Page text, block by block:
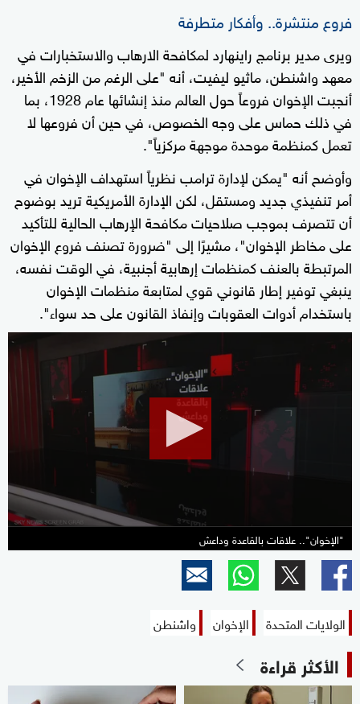
فروع منتشرة.. وأفكار متطرفة
ويرى مدير برنامج راينهارد لمكافحة الارهاب والاستخبارات في
معهد واشنطن، ماثيو ليفيت، أنه "على الرغم من الزخم الأخير،
أنجبت الإخوان فروعاً حول العالم منذ إنشائها عام 1928، بما
في ذلك حماس على وجه الخصوص، في حين أن فروعها لا
تعمل كمنظمة موحدة موجهة مركزياً".
وأوضح أنه "يمكن لإدارة ترامب نظرياً استهداف الإخوان في
أمر تنفيذي جديد ومستقل، لكن الإدارة الأمريكية تريد بوضوح
أن تتصرف بموجب صلاحيات مكافحة الإرهاب الحالية للتأكيد
على مخاطر الإخوان"، مشيرًا إلى "ضرورة تصنف فروع الإخوان
المرتبطة بالعنف كمنظمات إرهابية أجنبية، في الوقت نفسه،
ينبغي توفير إطار قانوني قوي لمتابعة منظمات الإخوان
باستخدام أدوات العقوبات وإنفاذ القانون على حد سواء".
0
"الإخوان".. علاقات بالقاعدة وداعش
الولايات المتحدة الإخوان واشنطن
الأكثر قراءة